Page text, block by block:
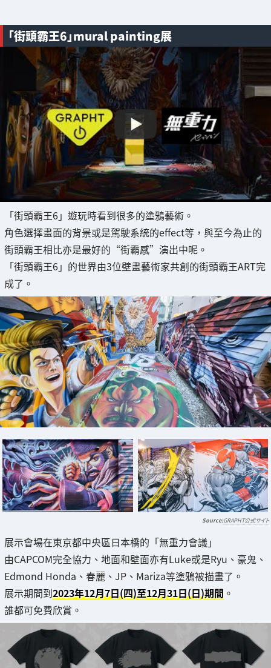
「街頭霸王6」mural painting展
「街頭霸王6」遊玩時看到很多的塗鴉藝術。
角色選擇畫面的背景或是駕駛系統的effect等，與至今為止的
街頭霸王相比亦是最好的“街霸感”演出中呢。
「街頭霸王6」的世界由3位壁畫藝術家共創的街頭霸王ART完
成了。
GRAPHT公式サイト
展示會場在東京都中央區日本橋的「無重力會議」
由CAPCOM完全協力、地面和壁面亦有Luke或是Ryu、豪鬼、
Edmond Honda、春麗、JP、Mariza等塗鴉被描畫了。
展示期間到2023年12月7日(四)至12月31日(日)期間 。
誰都可免費欣賞。